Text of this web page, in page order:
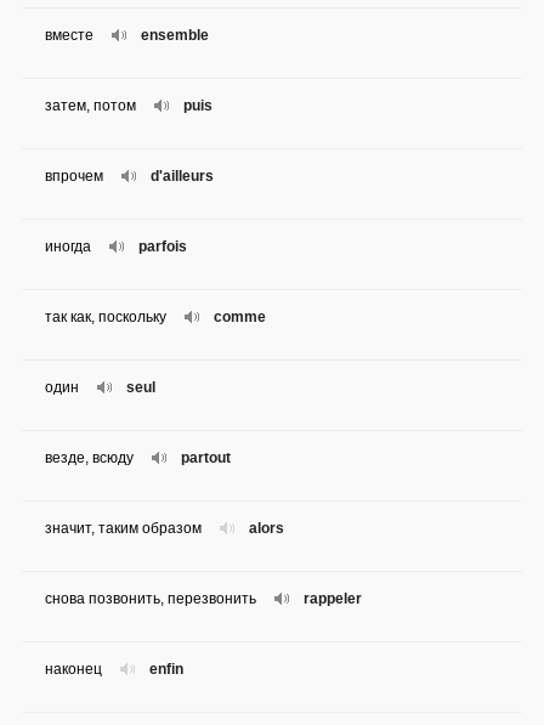
ensemble
вместе
puis
затем, потом
d'ailleurs
впрочем
parfois
иногда
comme
так как, поскольку
seul
один
partout
везде, всюду
alors
значит, таким образом
rappeler
снова позвонить, перезвонить
enfin
наконец